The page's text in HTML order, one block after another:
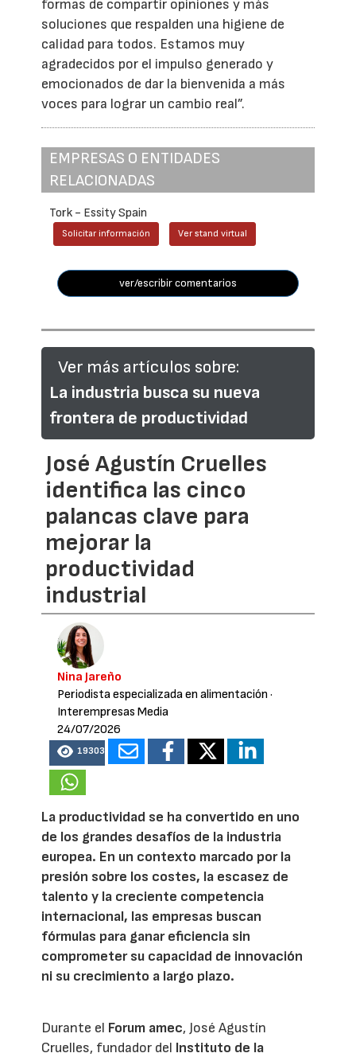
formas de compartir opiniones y más
soluciones que respalden una higiene de
calidad para todos. Estamos muy
agradecidos por el impulso generado y
emocionados de dar la bienvenida a más
voces para lograr un cambio real”.
EMPRESAS O ENTIDADES
RELACIONADAS
Tork - Essity Spain
Solicitar información Ver stand virtual
ver/escribir comentarios
Ver más artículos sobre:
La industria busca su nueva
frontera de productividad
José Agustín Cruelles
identifica las cinco
palancas clave para
mejorar la
productividad
industrial
Nina Jareño
Periodista especializada en alimentación ·
Interempresas Media
24/07/2026
19303
La productividad se ha convertido en uno
de los grandes desafíos de la industria
europea. En un contexto marcado por la
presión sobre los costes, la escasez de
talento y la creciente competencia
internacional, las empresas buscan
fórmulas para ganar eficiencia sin
comprometer su capacidad de innovación
ni su crecimiento a largo plazo.
Durante el Forum amec, José Agustín
Cruelles, fundador del Instituto de la